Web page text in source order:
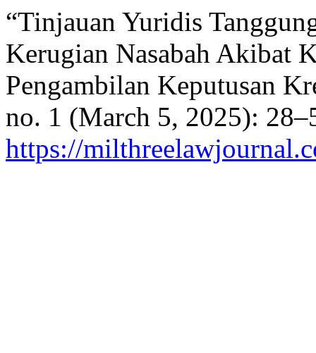
“Tinjauan Yuridis
Kerugian Nasabah Akibat
Pengambilan Keputusan
no. 1 (March 5, 2025):
https://